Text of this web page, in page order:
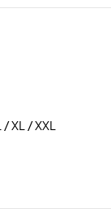
XL / XXL